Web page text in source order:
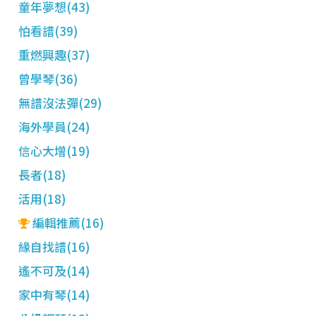
童年夢想(43)
怕看譜(39)
重燃興趣(37)
曾學琴(36)
無譜沒法彈(29)
海外學員(24)
信心大增(19)
長者(18)
活用(18)
編輯推薦(16)
緣自找譜(16)
遙不可及(14)
家中有琴(14)